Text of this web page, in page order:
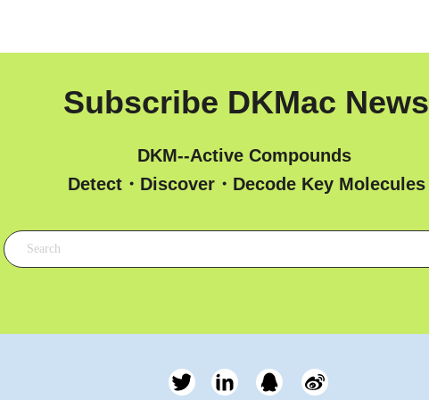
Subscribe DKMac News
DKM--Active Compounds
Detect・Discover・Decode Key Molecules